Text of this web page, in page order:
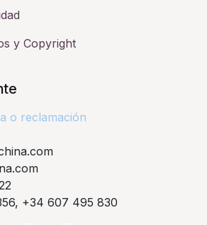
y Copyright
o reclamación​
+34 607 495 830